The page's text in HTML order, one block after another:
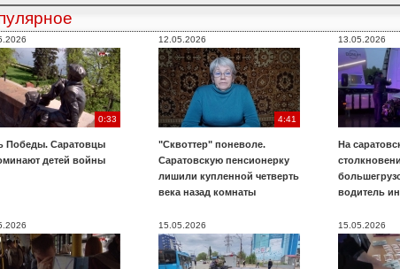
0:33
Победы. Саратовцы
детей войны
12.05.2026
4:41
"Сквоттер" поневоле.
Саратовскую пенсионерку
лишили купленной четверть
века назад комнаты
13.05.2026
На
водитель
15.05.2026 15.05.2026